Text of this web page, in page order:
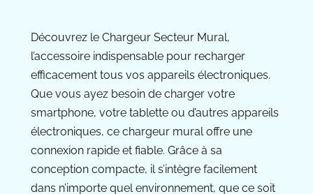
Découvrez le Chargeur Secteur Mural,
l’accessoire indispensable pour recharger
efficacement tous vos appareils électroniques.
Que vous ayez besoin de charger votre
smartphone, votre tablette ou d’autres appareils
électroniques, ce chargeur mural offre une
connexion rapide et fiable. Grâce à sa
conception compacte, il s’intègre facilement
dans n’importe quel environnement, que ce soit